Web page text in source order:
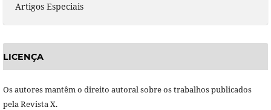
Artigos Especiais
LICENÇA
Os autores mantêm o direito autoral sobre os trabalhos publicados
pela Revista X.